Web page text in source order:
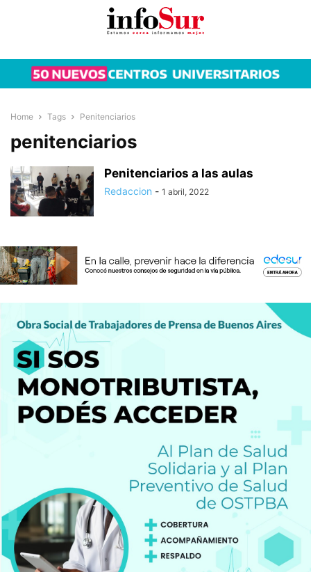
Home Tags Penitenciarios
penitenciarios
Penitenciarios a las aulas
Redaccion - 1 abril, 2022